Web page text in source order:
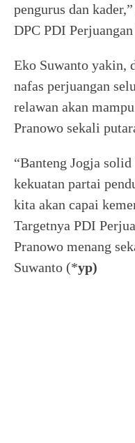
pengurus dan
DPC PDI
Eko Suwanto yakin,
nafas perjuangan
relawan akan
Pranowo sekali
“Banteng Jogja
kekuatan partai
kita akan capai
Targetnya PDI
Pranowo menang
Suwanto (*yp)